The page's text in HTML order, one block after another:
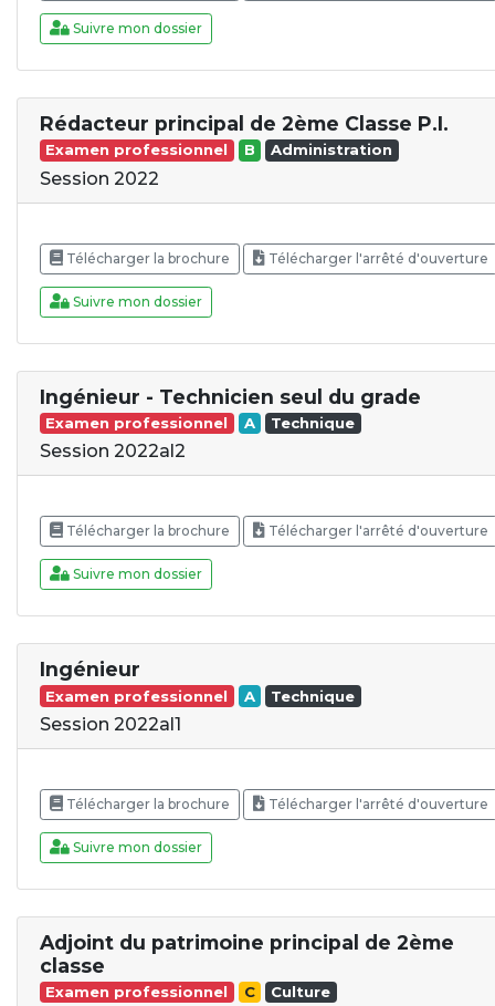
Suivre mon dossier
Rédacteur principal de 2ème Classe P.I.
Examen professionnel B Administration
Session 2022
Télécharger la brochure Télécharger l'arrêté d'ouverture
Suivre mon dossier
Ingénieur - Technicien seul du grade
Examen professionnel A Technique
Session 2022al2
Télécharger la brochure Télécharger l'arrêté d'ouverture
Suivre mon dossier
Ingénieur
Examen professionnel A Technique
Session 2022al1
Télécharger la brochure Télécharger l'arrêté d'ouverture
Suivre mon dossier
Adjoint du patrimoine principal de 2ème
classe
Examen professionnel C Culture